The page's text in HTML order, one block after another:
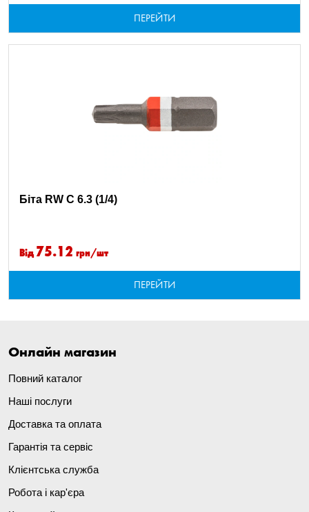
ПЕРЕЙТИ
Біта RW C 6.3 (1/4)
Від75.12 грн/шт
ПЕРЕЙТИ
Онлайн магазин
Повний каталог
Наші послуги
Доставка та оплата
Гарантія та сервіс
Клієнтська служба
Робота і кар'єра